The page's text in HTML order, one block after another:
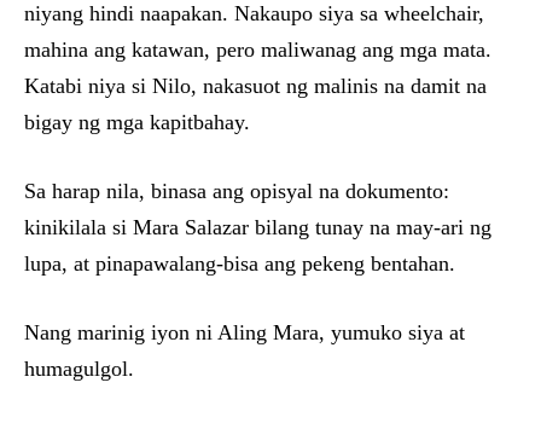
niyang hindi naapakan. Nakaupo siya sa wheelchair,
mahina ang katawan, pero maliwanag ang mga mata.
Katabi niya si Nilo, nakasuot ng malinis na damit na
bigay ng mga kapitbahay.
Sa harap nila, binasa ang opisyal na dokumento:
kinikilala si Mara Salazar bilang tunay na may-ari ng
lupa, at pinapawalang-bisa ang pekeng bentahan.
Nang marinig iyon ni Aling Mara, yumuko siya at
humagulgol.